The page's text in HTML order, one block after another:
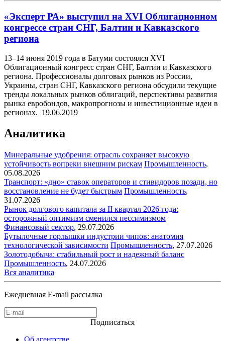
«Эксперт РА» выступил на XVI Облигационном
конгрессе стран СНГ, Балтии и Кавказского
региона
13–14 июня 2019 года в Батуми состоялся XVI
Облигационный конгресс стран СНГ, Балтии и Кавказского
региона. Профессионалы долговых рынков из России,
Украины, стран СНГ, Кавказского региона обсудили текущие
тренды локальных рынков облигаций, перспективы развития
рынка евробондов, макропрогнозы и инвестиционные идеи в
регионах. 19.06.2019
Аналитика
Минеральные удобрения: отрасль сохраняет высокую
устойчивость вопреки внешним рискам Промышленность,
05.08.2026
Транспорт: «дно» ставок операторов и стивидоров позади, но
восстановление не будет быстрым Промышленность,
31.07.2026
Рынок долгового капитала за II квартал 2026 года:
осторожный оптимизм сменился пессимизмом
Финансовый сектор, 29.07.2026
Бутылочные горлышки индустрии чипов: анатомия
технологической зависимости Промышленность, 27.07.2026
Золотодобыча: стабильный рост и надежный баланс
Промышленность, 24.07.2026
Вся аналитика
Ежедневная E-mail рассылка
Подписаться